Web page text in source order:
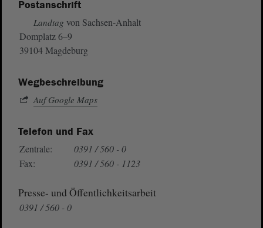
Postanschrift
Landtag von Sachsen-Anhalt
Domplatz 6–9
39104 Magdeburg
Wegbeschreibung
Auf Google Maps
Telefon und Fax
Zentrale:
0391 / 560 - 0
Fax:
0391 / 560 - 1123
Presse- und Öffentlichkeitsarbeit
0391 / 560 - 0